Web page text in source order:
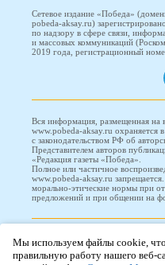
Сетевое издание «Победа»
pobeda-aksay.ru)
по надзору в сфере связи,
и массовых коммуникаций
2019 года, регистрационный
Вся информация, размещенная на
www.pobeda-aksay.ru охраняется в
с законодательством РФ об
Представителем авторов
«Редакция газеты «Победа».
Полное или частичное
www.pobeda-aksay.ru
морально-этические нормы при
предложений и при общении на
ПОБЕДА © 2010-
Мы используем файлы cookie,
правильную работу нашего веб-